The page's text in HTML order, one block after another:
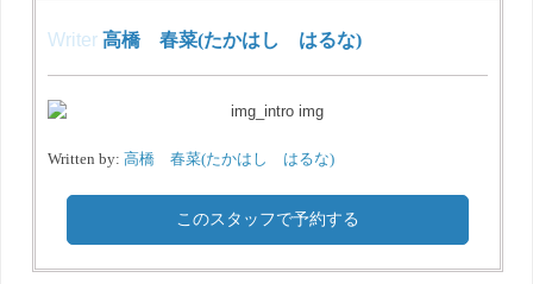
Writer高橋 春菜(たかはし はるな)
Written by:高橋 春菜(たかはし はるな)
このスタッフで予約する